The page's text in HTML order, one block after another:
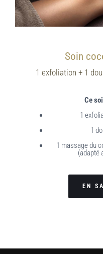
Soin
1 exfoliation + 1
Ce
1
1
1 massage du
(adapté
EN